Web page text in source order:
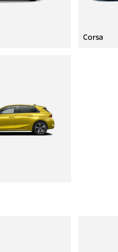
Corsa